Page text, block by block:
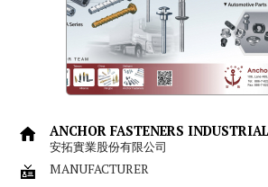
ANCHOR FASTENERS
安拓實業股份有限公司
MANUFACTURER